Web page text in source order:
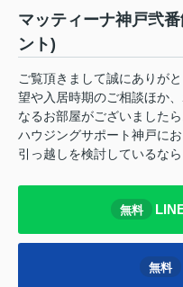
マッティーナ神戸弐
ント)
ご覧頂きまして誠にありが
望や入居時期のご相談ほか
なるお部屋がございました
ハウジングサポート神戸にお
引っ越しを検討しているな
無料
無料